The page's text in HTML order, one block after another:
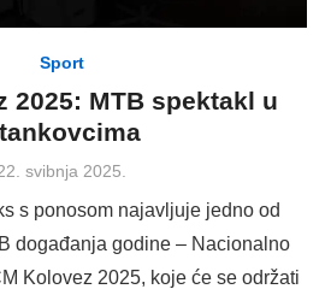
Sport
2025: MTB spektakl u
svibnja 2025.
s ponosom najavljuje jedno od
događanja godine – Nacionalno
Kolovez 2025, koje će se održati